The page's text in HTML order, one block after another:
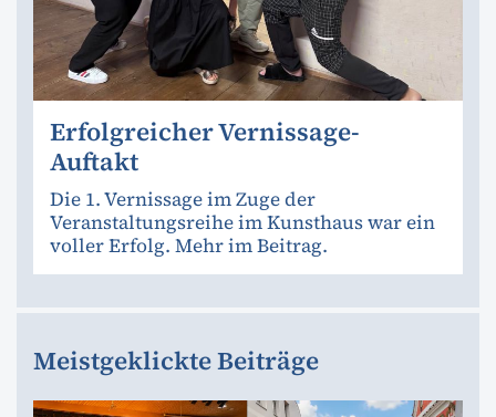
Erfolgreicher Vernissage-
Auftakt
Die 1. Vernissage im Zuge der
Veranstaltungsreihe im Kunsthaus war ein
voller Erfolg. Mehr im Beitrag.
Meistgeklickte Beiträge